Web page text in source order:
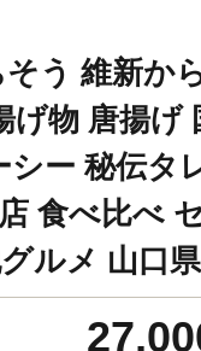
そう 維新か
げ物 唐揚げ
ー 秘伝タ
食べ比べ
ルメ 山口